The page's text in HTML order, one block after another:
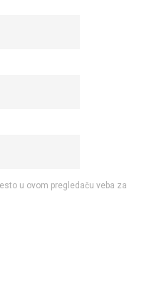
u ovom pregledaču veba za